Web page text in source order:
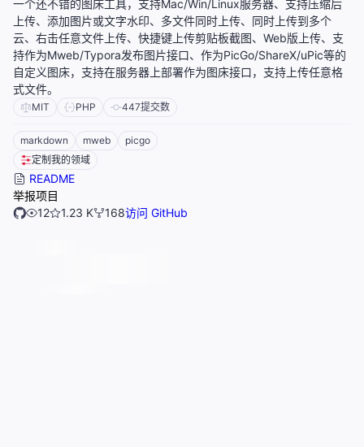
一个还不错的图床工具，支持Mac/Win/Linux服务器、支持压缩后
上传、添加图片或文字水印、多文件同时上传、同时上传到多个
云、右击任意文件上传、快捷键上传剪贴板截图、Web版上传、支
持作为Mweb/Typora发布图片接口、作为PicGo/ShareX/uPic等的
自定义图床，支持在服务器上部署作为图床接口，支持上传任意格
式文件。
MIT PHP 447提交数
markdown mweb
picgo
定制我的领域
README
举报项目
12
1.23 K 168访问 GitHub